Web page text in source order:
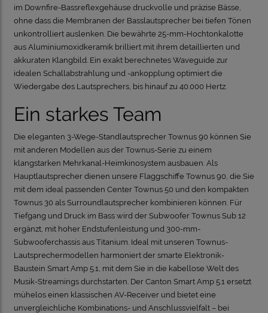
im Downfire-Bassreflexgehäuse druckvolle und präzise Bässe,
ohne dass die Membranen der Basslautsprecher bei tiefen Tönen
unkontrolliert auslenken. Die bewährte 25-mm-Hochtonkalotte
aus Aluminiumoxidkeramik brilliert mit ihrem detaillierten und
akkuraten Klangbild. Ein exakt berechnetes Waveguide zur
idealen Schallabstrahlung und -ankopplung optimiert die
Wiedergabe des Lautsprechers, bis hinauf zu 40.000 Hertz
Ein starkes Team
Die eleganten 3-Wege-Standlautsprecher Townus 90 können Sie
mit anderen Modellen aus der Townus-Serie zu einem
klangstarken Mehrkanal-Heimkinosystem ausbauen. Als
Hauptlautsprecher dienen unsere Flaggschiffe Townus 90, die Sie
mit dem ideal passenden Center Townus 50 und den kompakten
Townus 30 als Surroundlautsprecher kombinieren können. Für
Tiefgang und Druck im Bass wird der Subwoofer Townus Sub 12
ergänzt, mit hoher Endstufenleistung und 300-mm-
Subwooferchassis aus Titanium. Ideal mit unseren Townus-
Lautsprechermodellen harmoniert der smarte Elektronik-
Baustein Smart Amp 5.1, mit dem Sie in die kabellose Welt des
Musik-Streamings durchstarten. Der Canton Smart Amp 5.1 ersetzt
mühelos einen klassischen AV-Receiver und bietet eine
unvergleichliche Kombinations- und Anschlussvielfalt – bei